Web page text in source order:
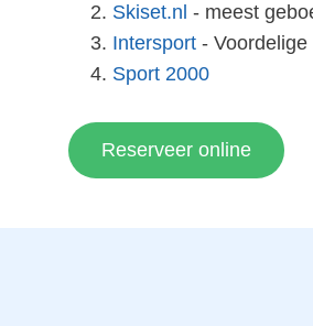
Skiset.nl - meest
Intersport -
Sport 2000
Reserveer online